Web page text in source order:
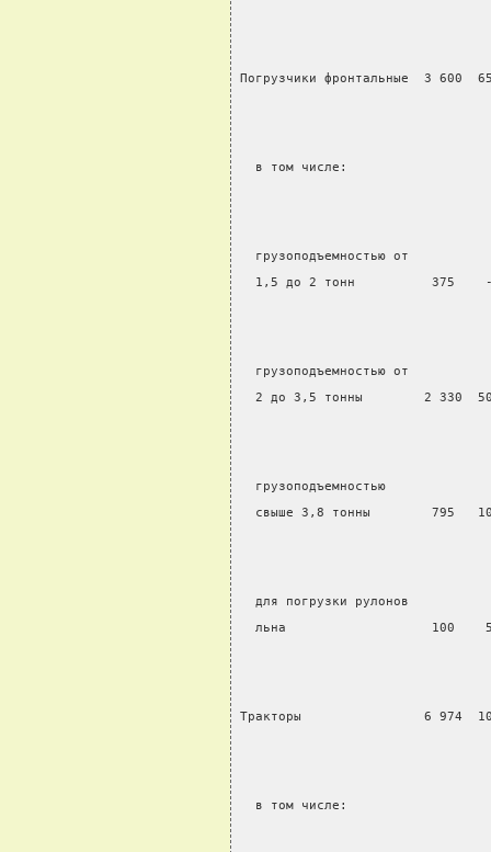
Погрузчики фронтальные  3
  в том числе:
  грузоподъемностью от
1,5 до 2 тонн          375
  грузоподъемностью от
2 до 3,5 тонны        2 330
  грузоподъемностью
свыше 3,8 тонны        795
  для погрузки рулонов
льна                   100
Тракторы                6 974
  в том числе: